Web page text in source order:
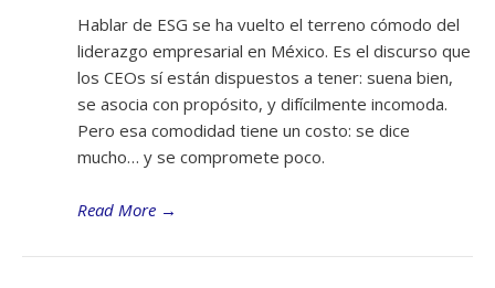
Hablar de ESG se ha vuelto el terreno cómodo del
liderazgo empresarial en México. Es el discurso que
los CEOs sí están dispuestos a tener: suena bien,
se asocia con propósito, y difícilmente incomoda.
Pero esa comodidad tiene un costo: se dice
mucho… y se compromete poco.
Read More →